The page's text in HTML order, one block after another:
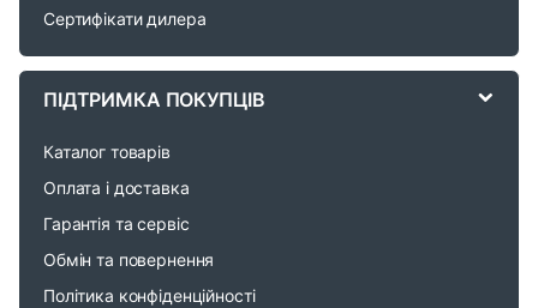
C
Сертифікати дилера
ПІДТРИМКА ПОКУПЦІВ
Каталог товарів
Оплата і доставка
Гарантія та сервіс
Обмін та повернення
Політика конфіденційності